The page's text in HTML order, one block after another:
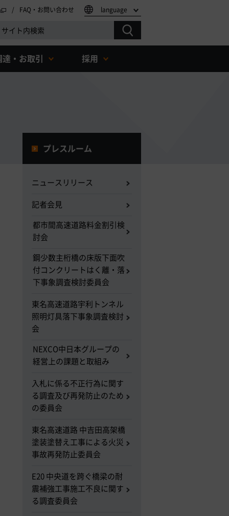
FAQ・お問い合わせ language
達・お取引 採用
プレスルーム
ニュースリリース
記者会見
都市間高速道路料金割引検
討会
鋼少数主桁橋の床版下面吹
付コンクリートはく離・落
下事象調査検討委員会
東名高速道路宇利トンネル
照明灯具落下事象調査検討
会
NEXCO中日本グループの
経営上の課題と取組み
入札に係る不正行為に関す
る調査及び再発防止のため
の委員会
東名高速道路 中吉田高架橋
塗装塗替え工事による火災
事故再発防止委員会
E20 中央道を跨ぐ橋梁の耐
震補強工事施工不良に関す
る調査委員会